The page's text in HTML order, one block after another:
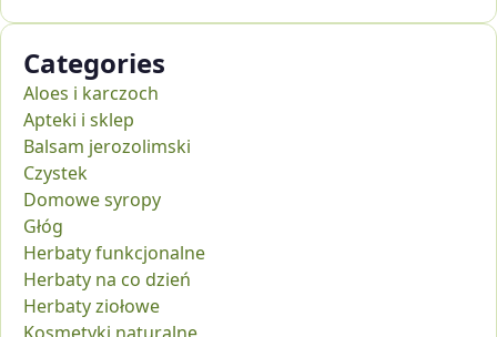
Categories
Aloes i karczoch
Apteki i sklep
Balsam jerozolimski
Czystek
Domowe syropy
Głóg
Herbaty funkcjonalne
Herbaty na co dzień
Herbaty ziołowe